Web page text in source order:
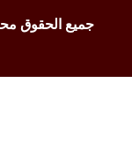
جميع الحقوق